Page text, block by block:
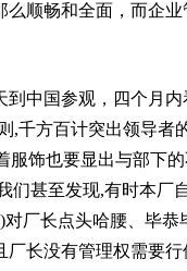
顺畅和全面，而企
到中国参观，四个月内
,千方百计突出领导者
服饰也要显出与部下
们甚至发现,有时本厂
)对厂长点头哈腰、毕恭
长没有管理权需要